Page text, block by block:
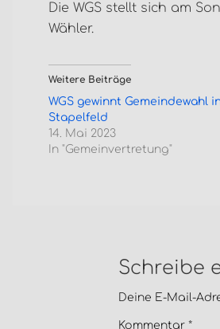
Die WGS stellt sich am
Wähler.
Weitere Beiträge
WGS gewinnt Gemeindewahl
Stapelfeld
14. Mai 2023
In "Gemeinvertretung"
Schreibe
Deine E-Mail-
Kommentar*